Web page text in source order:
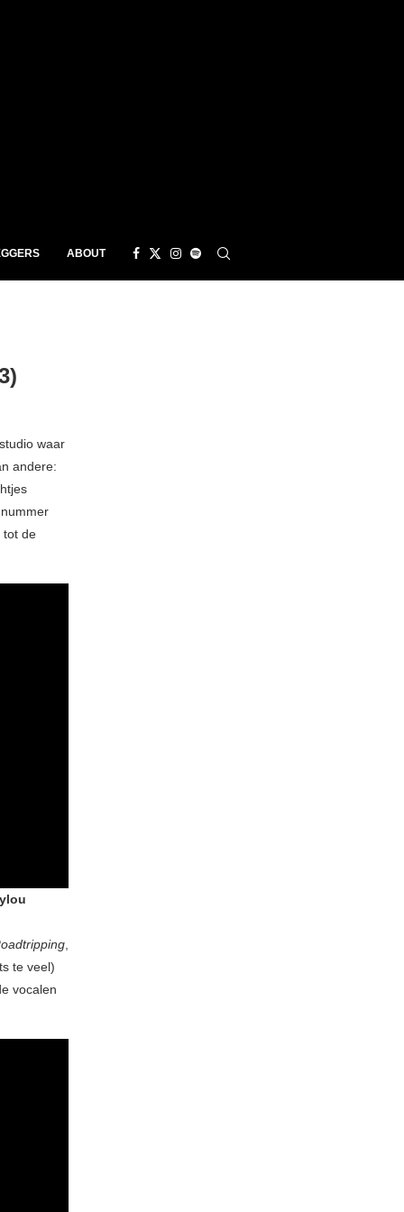
ABOUT
waar
andere:
tot de
te veel)
vocalen